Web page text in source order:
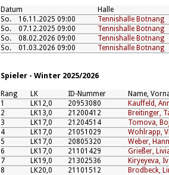
Datum
Halle
So.
16.11.2025 09:00
Tennishalle Botnang
So.
07.12.2025 09:00
Tennishalle Botnang
So.
08.02.2026 09:00
Tennishalle Botnang
So.
01.03.2026 09:00 Tennishalle Botnang
Spieler - Winter 2025/2026
Rang LK ID-Nummer
Name,
1
LK12,0 20953080
Kauffeld,
2
LK13,0 21200412
Breitinger,
3
LK17,0 21204514
Tomova,
4
LK17,0 21051029
Wohlrapp,
5
LK17,0 20805320
Weber,
6
LK17,0 21101429
Grießer,
7
LK19,0 21302536
Kiryeyeva,
8
LK20,0 21101512
Brodbeck,